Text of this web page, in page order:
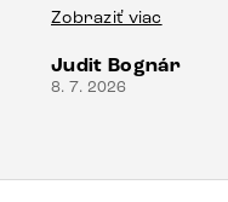
stola bolo malé
Vincze pri
veľmi korektne.
Zobraziť viac
Judit Bognár
8. 7. 2026